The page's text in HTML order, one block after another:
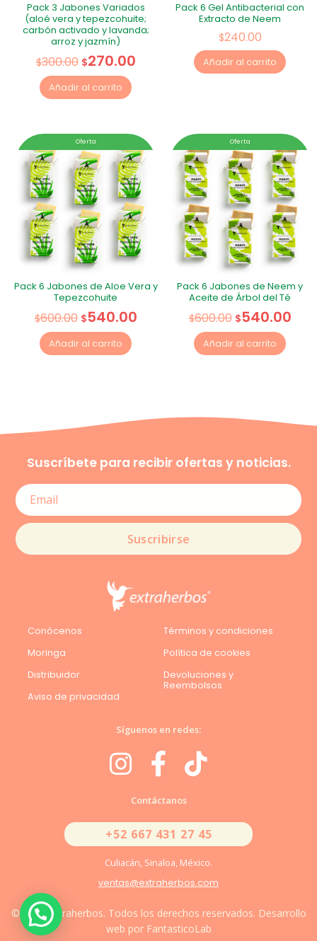
Pack 3 Jabones Variados
(aloé vera y tepezcohuite;
carbón activado y lavanda;
arroz y jazmín)
$300.00 $270.00
Añadir al carrito
Pack 6 Gel Antibacterial con
Extracto de Neem
$240.00
Añadir al carrito
Oferta
Pack 6 Jabones de Aloe Vera y
Tepezcohuite
$600.00 $540.00
Añadir al carrito
Oferta
Pack 6 Jabones de Neem y
Aceite de Árbol del Té
$600.00 $540.00
Añadir al carrito
Suscríbete para recibir ofertas y noticias.
Suscribirse
Conócenos
Moringa
Distribuidor
Aviso de privacidad
Términos y condiciones
Política de cookies
Devoluciones y
Reembolsos
Síguenos en redes:
Contáctanos
+52 667 431 27 45
Culiacán, Sinaloa, México.
ventas@extraherbos.com
© 2026 Extraherbos. Todos los derechos reservados. Desarrollo
web por FantasticoLab